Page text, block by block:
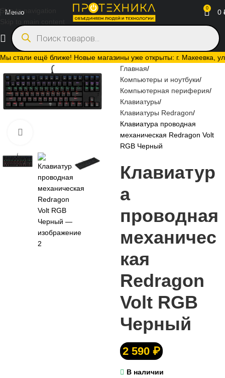
Skip to navigation
Мы стали ещё ближе! Новые магазины уже открыты: г. Макеевка,
Меню 0 0
Нажмите, чтобы увеличить
Главная
Компьютеры и ноутбуки
Компьютерная периферия
Клавиатуры
Клавиатуры Redragon
Клавиатура проводная
механическая Redragon Volt
RGB Черный
Клавиатур
а
проводная
механичес
кая
Redragon
Volt RGB
Черный
2 590 ₽
В наличии